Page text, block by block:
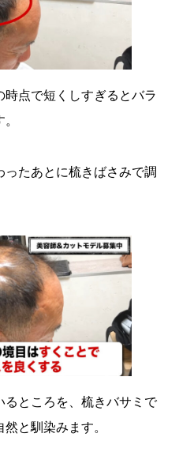
点で短くしすぎるとバラ
たあとに梳きばさみで調
ところを、梳きバサミで
と馴染みます。